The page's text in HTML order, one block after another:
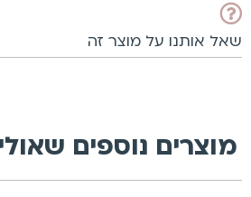
שאל אותנו על מוצר זה
מוצרים נוספים שאולי